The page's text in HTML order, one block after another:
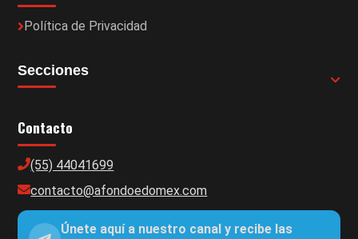
Política de Privacidad
Secciones
Contacto
(55) 44041699
contacto@afondoedomex.com
Únete aquí a nuestro canal y recibe las